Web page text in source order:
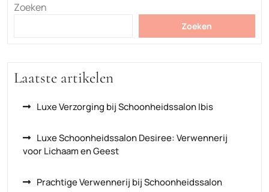
Zoeken
Zoeken
Laatste artikelen
Luxe Verzorging bij Schoonheidssalon Ibis
Luxe Schoonheidssalon Desiree: Verwennerij
voor Lichaam en Geest
Prachtige Verwennerij bij Schoonheidssalon